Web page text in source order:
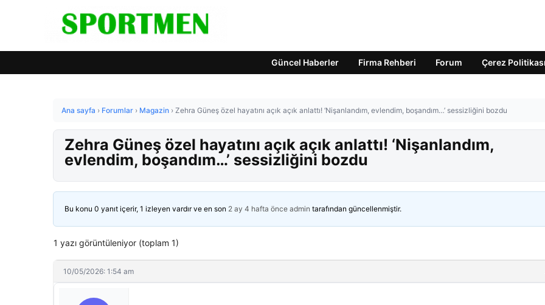
Güncel Haberler Firma Rehberi Forum Çerez Politikası
Ana sayfa › Forumlar › Magazin › Zehra Güneş özel hayatını açık açık anlattı! ‘Nişanlandım, evlendim, boşandım…’ sessizliğini bozdu
Zehra Güneş özel hayatını açık açık anlattı! ‘Nişanlandım,
evlendim, boşandım…’ sessizliğini bozdu
Bu konu 0 yanıt içerir, 1 izleyen vardır ve en son 2 ay 4 hafta önce admin tarafından güncellenmiştir.
1 yazı görüntüleniyor (toplam 1)
10/05/2026: 1:54 am